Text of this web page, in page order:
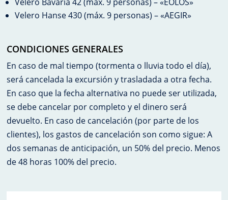
Velero Hanse 430 (máx. 9 personas) – «AEGIR»
CONDICIONES GENERALES
En caso de mal tiempo (tormenta o lluvia todo el día),
será cancelada la excursión y trasladada a otra fecha.
En caso que la fecha alternativa no puede ser utilizada,
se debe cancelar por completo y el dinero será
devuelto. En caso de cancelación (por parte de los
clientes), los gastos de cancelación son como sigue: A
dos semanas de anticipación, un 50% del precio. Menos
de 48 horas 100% del precio.